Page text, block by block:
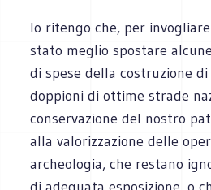
Io ritengo che, per
stato meglio spostare
di spese della costruzione
doppioni di ottime strade
conservazione del nostro
alla valorizzazione delle
archeologia, che restano